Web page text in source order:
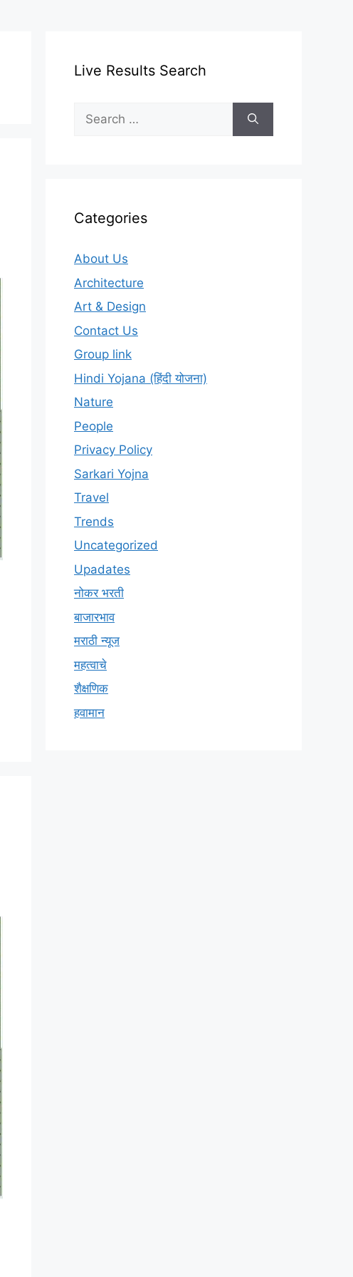
Live Results Search
Search
for:
Categories
About Us
Architecture
Art & Design
Contact Us
Group link
Hindi Yojana (हिंदी योजना)
Nature
People
Privacy Policy
Sarkari Yojna
Travel
Trends
Uncategorized
Upadates
नोकर भरती
बाजारभाव
मराठी न्यूज
महत्वाचे
शैक्षणिक
हवामान